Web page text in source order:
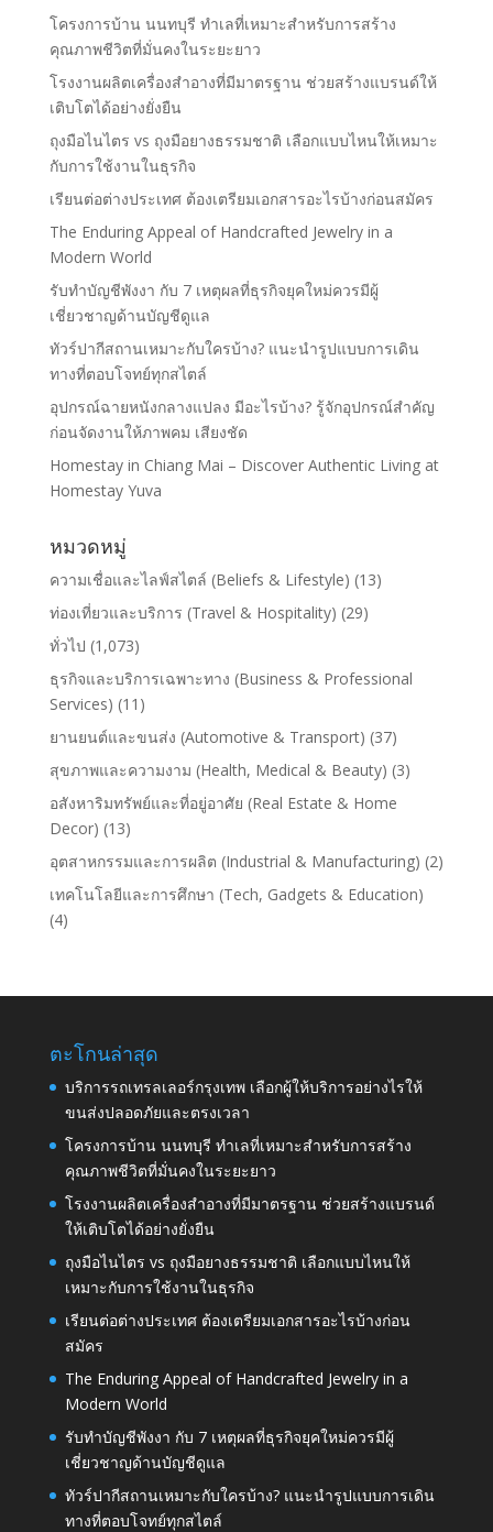
โครงการบ้าน นนทบุรี ทำเลที่เหมาะสำหรับการสร้าง
คุณภาพชีวิตที่มั่นคงในระยะยาว
โรงงานผลิตเครื่องสำอางที่มีมาตรฐาน ช่วยสร้างแบรนด์ให้
เติบโตได้อย่างยั่งยืน
ถุงมือไนไตร vs ถุงมือยางธรรมชาติ เลือกแบบไหนให้เหมาะ
กับการใช้งานในธุรกิจ
เรียนต่อต่างประเทศ ต้องเตรียมเอกสารอะไรบ้างก่อนสมัคร
The Enduring Appeal of Handcrafted Jewelry in a
Modern World
รับทำบัญชีพังงา กับ 7 เหตุผลที่ธุรกิจยุคใหม่ควรมีผู้
เชี่ยวชาญด้านบัญชีดูแล
ทัวร์ปากีสถานเหมาะกับใครบ้าง? แนะนำรูปแบบการเดิน
ทางที่ตอบโจทย์ทุกสไตล์
อุปกรณ์ฉายหนังกลางแปลง มีอะไรบ้าง? รู้จักอุปกรณ์สำคัญ
ก่อนจัดงานให้ภาพคม เสียงชัด
Homestay in Chiang Mai – Discover Authentic Living at
Homestay Yuva
หมวดหมู่
ความเชื่อและไลฟ์สไตล์ (Beliefs & Lifestyle) (13)
ท่องเที่ยวและบริการ (Travel & Hospitality) (29)
ทั่วไป (1,073)
ธุรกิจและบริการเฉพาะทาง (Business & Professional
Services) (11)
ยานยนต์และขนส่ง (Automotive & Transport) (37)
สุขภาพและความงาม (Health, Medical & Beauty) (3)
อสังหาริมทรัพย์และที่อยู่อาศัย (Real Estate & Home
Decor) (13)
อุตสาหกรรมและการผลิต (Industrial & Manufacturing) (2)
เทคโนโลยีและการศึกษา (Tech, Gadgets & Education)
(4)
ตะโกนล่าสุด
บริการรถเทรลเลอร์กรุงเทพ เลือกผู้ให้บริการอย่างไรให้
ขนส่งปลอดภัยและตรงเวลา
โครงการบ้าน นนทบุรี ทำเลที่เหมาะสำหรับการสร้าง
คุณภาพชีวิตที่มั่นคงในระยะยาว
โรงงานผลิตเครื่องสำอางที่มีมาตรฐาน ช่วยสร้างแบรนด์
ให้เติบโตได้อย่างยั่งยืน
ถุงมือไนไตร vs ถุงมือยางธรรมชาติ เลือกแบบไหนให้
เหมาะกับการใช้งานในธุรกิจ
เรียนต่อต่างประเทศ ต้องเตรียมเอกสารอะไรบ้างก่อน
สมัคร
The Enduring Appeal of Handcrafted Jewelry in a
Modern World
รับทำบัญชีพังงา กับ 7 เหตุผลที่ธุรกิจยุคใหม่ควรมีผู้
เชี่ยวชาญด้านบัญชีดูแล
ทัวร์ปากีสถานเหมาะกับใครบ้าง? แนะนำรูปแบบการเดิน
ทางที่ตอบโจทย์ทุกสไตล์